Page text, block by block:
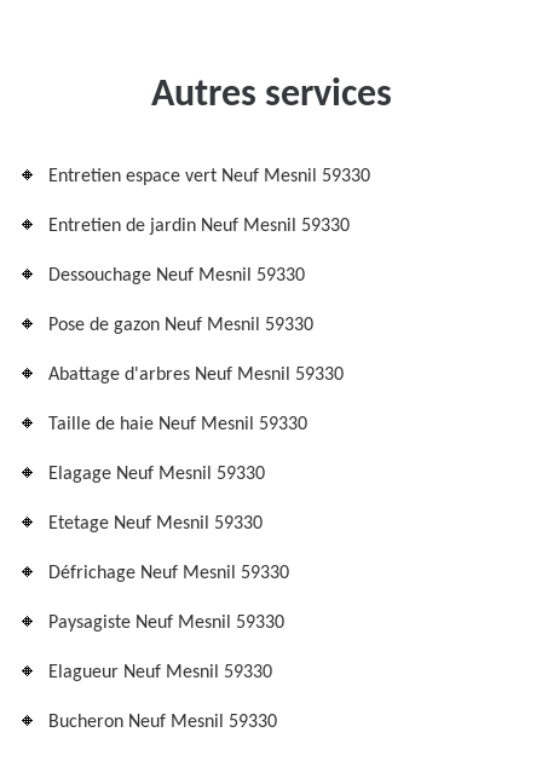
Autres services
Entretien espace vert Neuf Mesnil 59330
Entretien de jardin Neuf Mesnil 59330
Dessouchage Neuf Mesnil 59330
Pose de gazon Neuf Mesnil 59330
Abattage d'arbres Neuf Mesnil 59330
Taille de haie Neuf Mesnil 59330
Elagage Neuf Mesnil 59330
Etetage Neuf Mesnil 59330
Défrichage Neuf Mesnil 59330
Paysagiste Neuf Mesnil 59330
Elagueur Neuf Mesnil 59330
Bucheron Neuf Mesnil 59330